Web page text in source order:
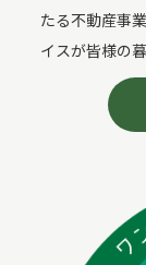
たる不動産事
イスが皆様の